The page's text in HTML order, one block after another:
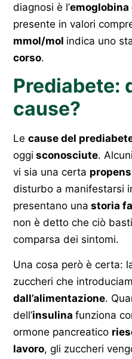
diagnosi è l’emoglobina
presente in valori
mmol/mol indica uno
corso.
Prediabete:
cause?
Le cause del
oggi sconosciute.
vi sia una certa
disturbo a manifestarsi
presentano una storia
non è detto che ciò
comparsa dei sintomi.
Una cosa però è certa:
zuccheri che
dall’alimentazione.
dell’insulina funziona
ormone pancreatico
lavoro, gli zuccheri